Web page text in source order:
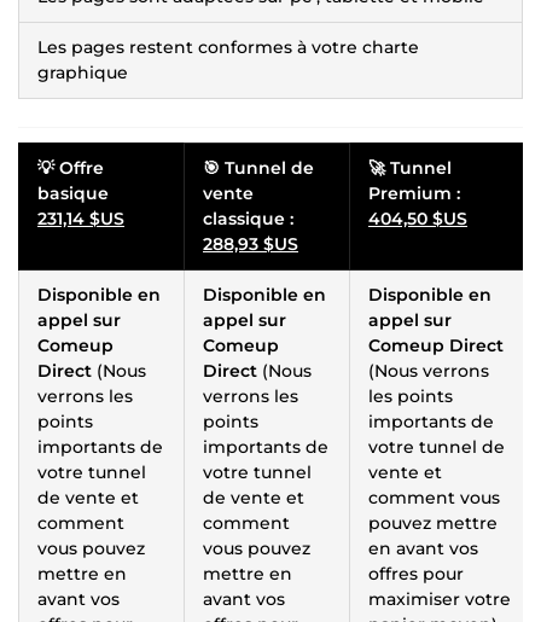
Les pages restent conformes à votre charte
graphique
💡 Offre
basique
231,14 $US
🎯 Tunnel de
vente
classique :
288,93 $US
🚀 Tunnel
Premium :
404,50 $US
Disponible en
appel sur
Comeup
Direct (Nous
verrons les
points
importants de
votre tunnel
de vente et
comment
vous pouvez
mettre en
avant vos
Disponible en
appel sur
Comeup
Direct (Nous
verrons les
points
importants de
votre tunnel
de vente et
comment
vous pouvez
mettre en
avant vos
Disponible en
appel sur
Comeup Direct
(Nous verrons
les points
importants de
votre tunnel de
vente et
comment vous
pouvez mettre
en avant vos
offres pour
maximiser votre